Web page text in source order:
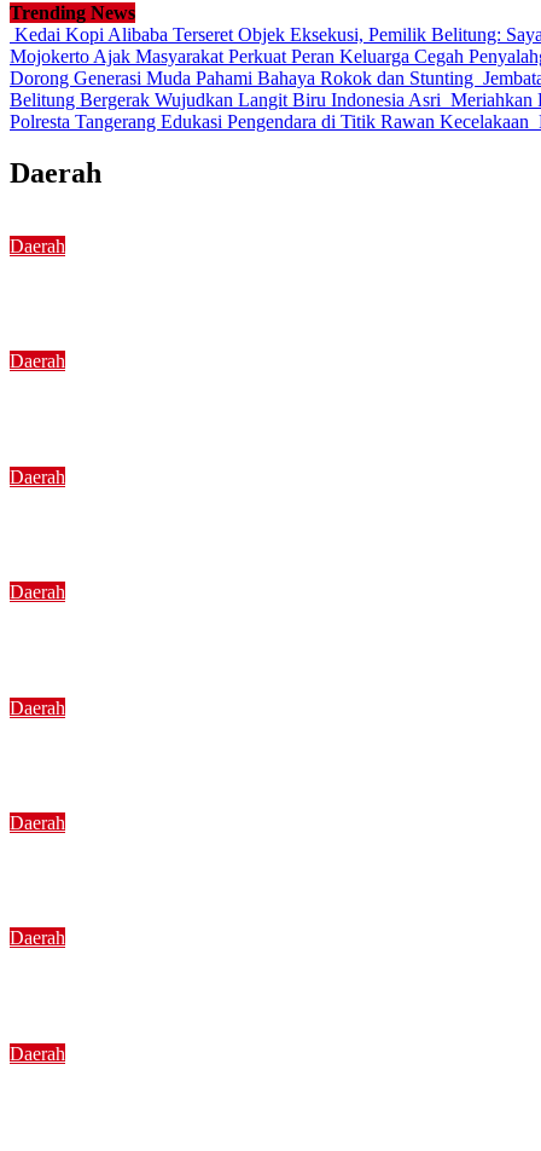
Trending News
Kedai Kopi Alibaba Terseret Objek Eksekusi, Pemilik Belitung:
Mojokerto Ajak Masyarakat Perkuat Peran Keluarga Cegah
Dorong Generasi Muda Pahami Bahaya Rokok dan Stunting
Belitung Bergerak Wujudkan Langit Biru Indonesia Asri Meriahkan
Polresta Tangerang Edukasi Pengendara di Titik Rawan Kecelakaan
Daerah
Daerah
Daerah
Daerah
Daerah
Daerah
Daerah
Daerah
Daerah